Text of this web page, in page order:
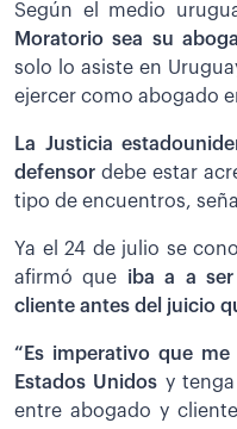
Según el medio
Moratorio sea su
solo lo asiste en
ejercer como abogado
La Justicia
defensor debe estar
tipo de encuentros,
Ya el 24 de julio se
afirmó que iba a a ser
cliente antes del juicio
“Es imperativo que
Estados Unidos y
entre abogado y